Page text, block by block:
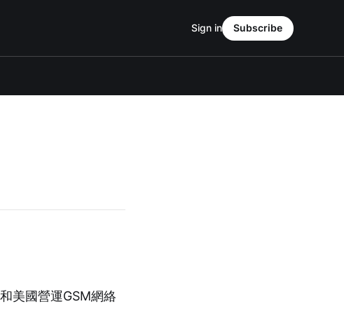
Sign in Subscribe
美國營運GSM網絡